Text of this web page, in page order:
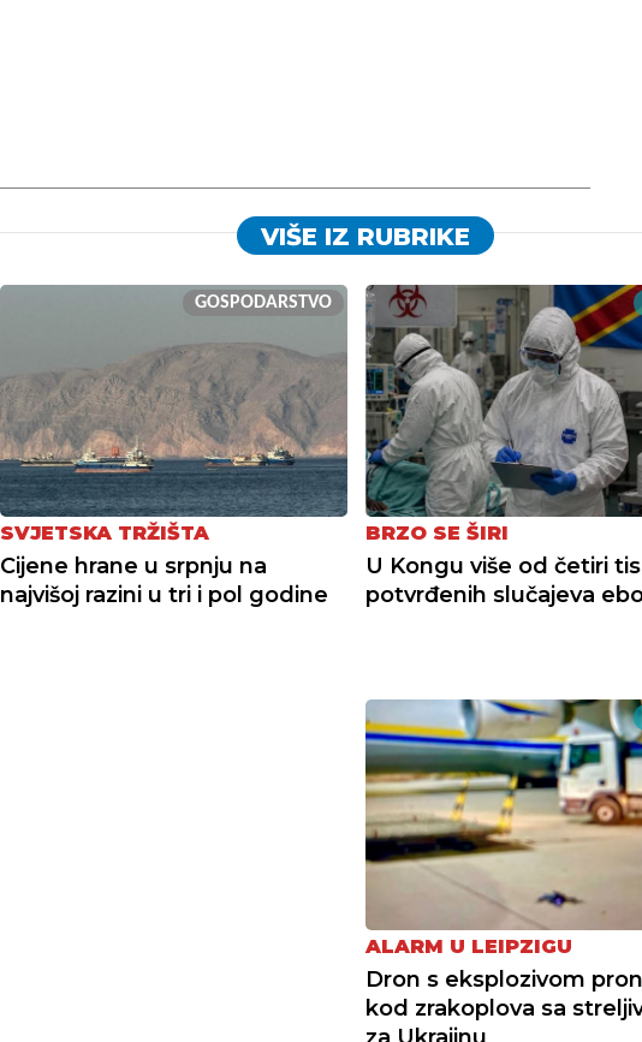
VIŠE IZ RUBRIKE
GOSPODARSTVO
SVJETSKA TRŽIŠTA
Cijene hrane u srpnju na
najvišoj razini u tri i pol godine
BRZO SE ŠIRI
U Kongu više od četiri
potvrđenih slučajeva
ALARM U LEIPZIGU
Dron s eksplozivom
kod zrakoplova sa